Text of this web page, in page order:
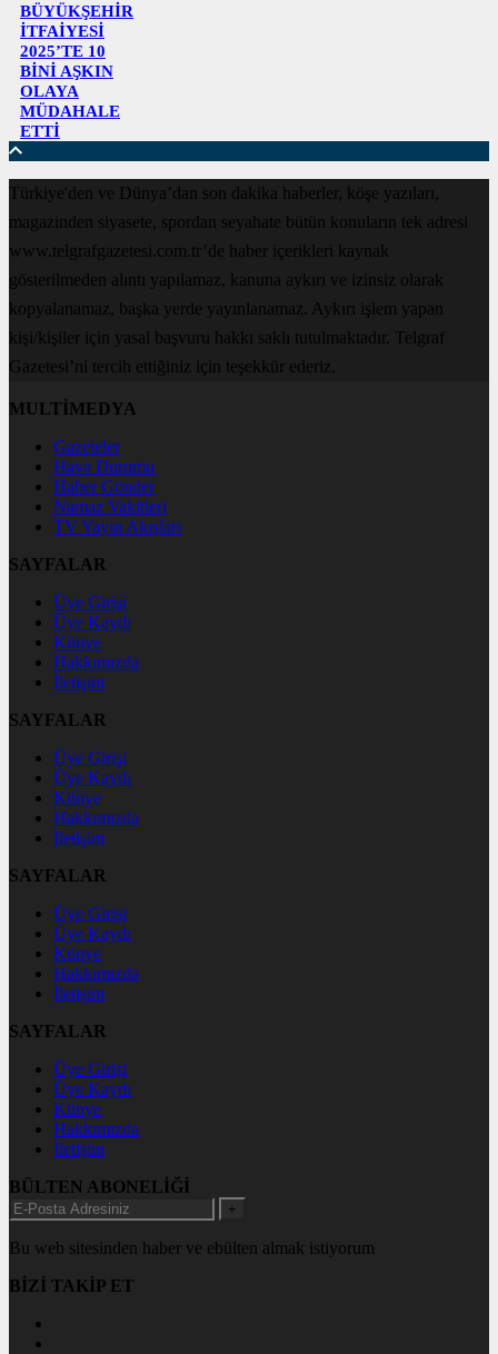
BÜYÜKŞEHİR
İTFAİYESİ
2025’TE 10
BİNİ AŞKIN
OLAYA
MÜDAHALE
ETTİ
Türkiye'den ve Dünya’dan son dakika haberler, köşe yazıları,
magazinden siyasete, spordan seyahate bütün konuların tek adresi
www.telgrafgazetesi.com.tr’de haber içerikleri kaynak
gösterilmeden alıntı yapılamaz, kanuna aykırı ve izinsiz olarak
kopyalanamaz, başka yerde yayınlanamaz. Aykırı işlem yapan
kişi/kişiler için yasal başvuru hakkı saklı tutulmaktadır. Telgraf
Gazetesi’ni tercih ettiğiniz için teşekkür ederiz.
MULTİMEDYA
Gazeteler
Hava Durumu
Haber Gönder
Namaz Vakitleri
TV Yayın Akışları
SAYFALAR
Üye Girişi
Üye Kaydı
Künye
Hakkımızda
İletişim
SAYFALAR
Üye Girişi
Üye Kaydı
Künye
Hakkımızda
İletişim
SAYFALAR
Üye Girişi
Üye Kaydı
Künye
Hakkımızda
İletişim
SAYFALAR
Üye Girişi
Üye Kaydı
Künye
Hakkımızda
İletişim
BÜLTEN ABONELİĞİ
+
Bu web sitesinden haber ve ebülten almak istiyorum
BİZİ TAKİP ET